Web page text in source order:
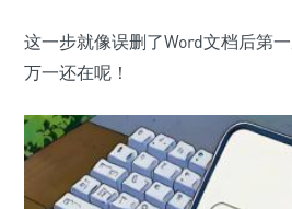
这一步就像误删了Word文档后第
万一还在呢！